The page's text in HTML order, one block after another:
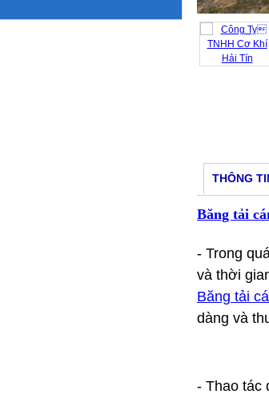
THÔNG
Băng tải
- Trong
và thời
Băng tải
dàng và
- Thao tác